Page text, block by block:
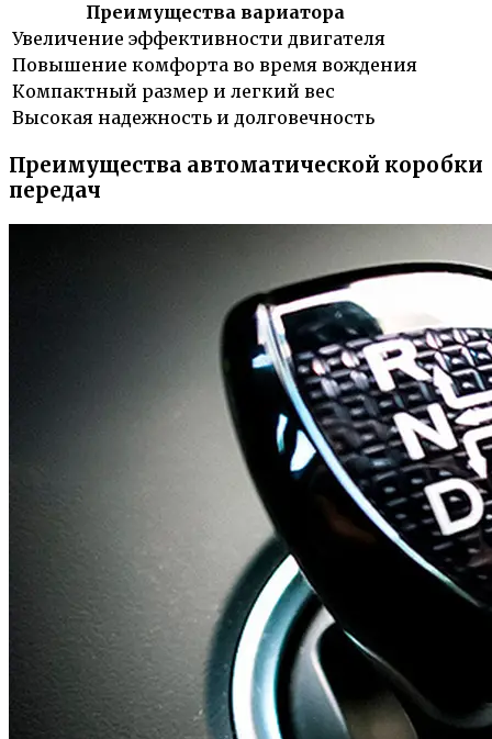
Преимущества вариатора
Увеличение эффективности двигателя
Повышение комфорта во время вождения
Компактный размер и легкий вес
Высокая надежность и долговечность
Преимущества автоматической коробки
передач